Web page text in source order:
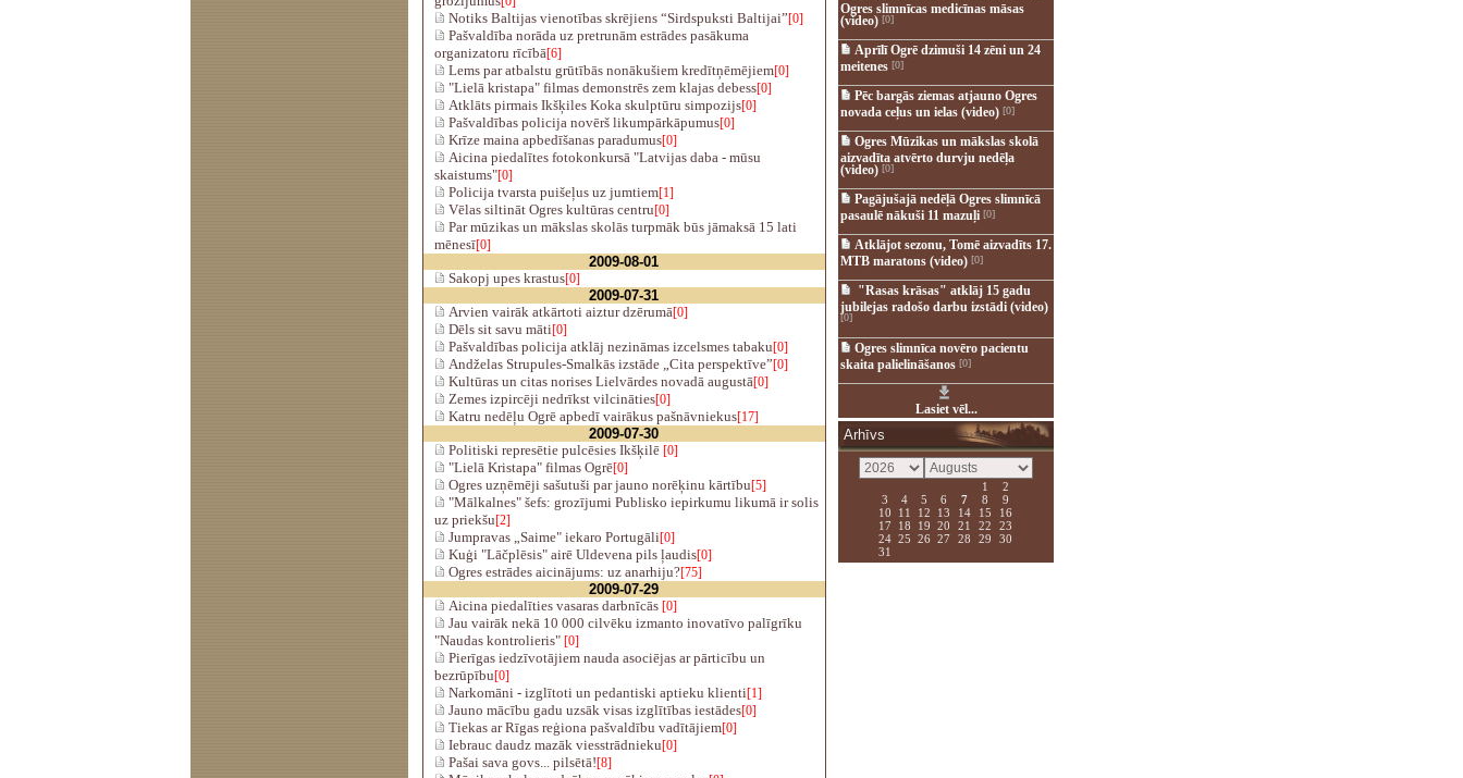
Notiks Baltijas vienotības skrējiens “Sirdspuksti Baltijai”[0]
Pašvaldība norāda uz pretrunām estrādes pasākuma
organizatoru rīcībā[6]
Lems par atbalstu grūtībās nonākušiem kredītņēmējiem[0]
"Lielā kristapa" filmas demonstrēs zem klajas debess[0]
Atklāts pirmais Ikšķiles Koka skulptūru simpozijs[0]
Pašvaldības policija novērš likumpārkāpumus[0]
Krīze maina apbedīšanas paradumus[0]
Aicina piedalītes fotokonkursā "Latvijas daba - mūsu
skaistums"[0]
Policija tvarsta puišeļus uz jumtiem[1]
Vēlas siltināt Ogres kultūras centru[0]
Par mūzikas un mākslas skolās turpmāk būs jāmaksā 15 lati
mēnesī[0]
2009-08-01
Sakopj upes krastus[0]
2009-07-31
Arvien vairāk atkārtoti aiztur dzērumā[0]
Dēls sit savu māti[0]
Pašvaldības policija atklāj nezināmas izcelsmes tabaku[0]
Andželas Strupules-Smalkās izstāde „Cita perspektīve”[0]
Kultūras un citas norises Lielvārdes novadā augustā[0]
Zemes izpircēji nedrīkst vilcināties[0]
Katru nedēļu Ogrē apbedī vairākus pašnāvniekus[17]
2009-07-30
Politiski represētie pulcēsies Ikšķilē [0]
"Lielā Kristapa" filmas Ogrē[0]
Ogres uzņēmēji sašutuši par jauno norēķinu kārtību[5]
"Mālkalnes" šefs: grozījumi Publisko iepirkumu likumā ir solis
uz priekšu[2]
Jumpravas „Saime" iekaro Portugāli[0]
Kuģi "Lāčplēsis" airē Uldevena pils ļaudis[0]
Ogres estrādes aicinājums: uz anarhiju?[75]
2009-07-29
Aicina piedalīties vasaras darbnīcās [0]
Jau vairāk nekā 10 000 cilvēku izmanto inovatīvo palīgrīku
"Naudas kontrolieris" [0]
Pierīgas iedzīvotājiem nauda asociējas ar pārticību un
bezrūpību[0]
Narkomāni - izglītoti un pedantiski aptieku klienti[1]
Jauno mācību gadu uzsāk visas izglītības iestādes[0]
Tiekas ar Rīgas reģiona pašvaldību vadītājiem[0]
Iebrauc daudz mazāk viesstrādnieku[0]
Pašai sava govs... pilsētā![8]
Ogres slimnīcas medicīnas māsas
(video)[0]
Aprīlī Ogrē dzimuši 14 zēni un 24
meitenes [0]
Pēc bargās ziemas atjauno Ogres
novada ceļus un ielas (video)[0]
Ogres Mūzikas un mākslas skolā
aizvadīta atvērto durvju nedēļa
(video)[0]
Pagājušajā nedēļā Ogres slimnīcā
pasaulē nākuši 11 mazuļi[0]
Atklājot sezonu, Tomē aizvadīts 17.
MTB maratons (video)[0]
"Rasas krāsas" atklāj 15 gadu
jubilejas radošo darbu izstādi (video)
[0]
Ogres slimnīca novēro pacientu
skaita palielināšanos [0]
Lasiet vēl...
Arhīvs
1
2
3
4 5 6 7 8
9
10
11 12 13 14 15
16
17
18 19 20 21 22
23
24 25 26 27 28 29
30
31